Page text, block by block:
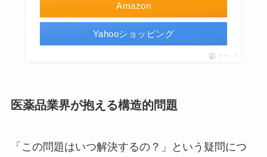
Amazon
Yahooショッピング
ポチップ
医薬品業界が抱える構造的問題
「この問題はいつ解決するの？」という疑問につ